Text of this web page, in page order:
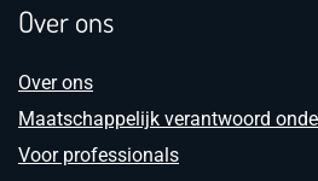
Over ons
Over ons
Maatschappelijk verantwoord
Voor professionals